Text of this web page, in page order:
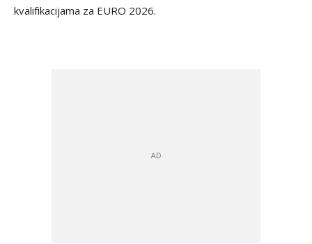
kvalifikacijama za EURO 2026.